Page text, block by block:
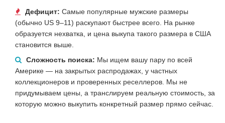
Дефицит: Самые популярные мужские размеры
(обычно US 9–11) раскупают быстрее всего. На рынке
образуется нехватка, и цена выкупа такого размера в США
становится выше.
Сложность поиска: Мы ищем вашу пару по всей
Америке — на закрытых распродажах, у частных
коллекционеров и проверенных реселлеров. Мы не
придумываем цены, а транслируем реальную стоимость, за
которую можно выкупить конкретный размер прямо сейчас.